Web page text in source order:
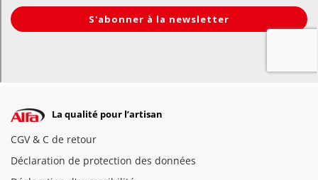
La qualité pour l’artisan
CGV & C de retour
Déclaration de protection des données